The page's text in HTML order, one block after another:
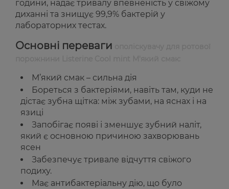
години, надає тривалу впевненість у свіжому
диханні та знищує 99,9% бактерій у
лабораторних тестах.
Основні переваги
М’який смак – сильна дія
Бореться з бактеріями, навіть там, куди не
дістає зубна щітка: між зубами, на яснах і на
язиці
Запобігає появі і зменшує зубний наліт,
який є основною причиною захворювань
ясен
Забезпечує тривале відчуття свіжого
подиху.
Має антибактеріальну дію, що було